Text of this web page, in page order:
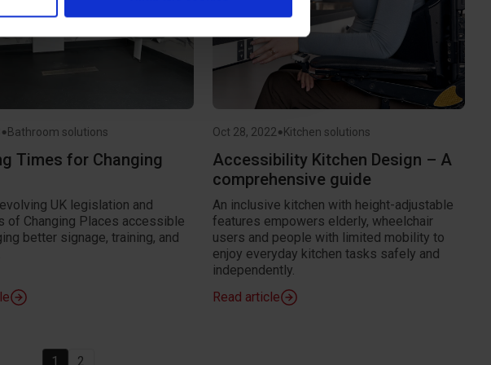
disse data med andre oplysninger, du har givet
•Bathroom solutions
Times for Changing
UK legislation and
of Changing Places accessible
better signage, training, and
Oct 28, 2022•Kitchen solutions
Accessibility Kitchen Design – A
comprehensive guide
An inclusive kitchen with height-adjustable
features empowers elderly, wheelchair
users and people with limited mobility to
enjoy everyday kitchen tasks safely and
independently.
Read article
1 2